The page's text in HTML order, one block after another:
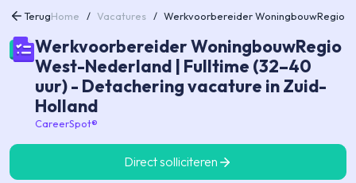
TerugHome / Vacatures / Werkvoorbereider WoningbouwRegio
Werkvoorbereider WoningbouwRegio
West-Nederland | Fulltime (32–40
uur) - Detachering vacature in Zuid-
Holland
CareerSpot®
Direct solliciteren